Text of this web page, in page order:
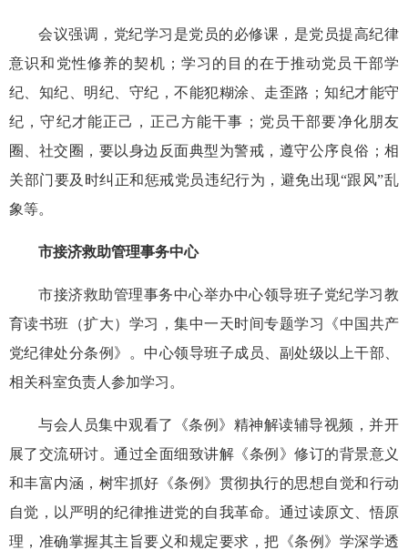
会议强调，党纪学习是党员的必修课，是党员提高纪律
意识和党性修养的契机；学习的目的在于推动党员干部学
纪、知纪、明纪、守纪，不能犯糊涂、走歪路；知纪才能守
纪，守纪才能正己，正己方能干事；党员干部要净化朋友
圈、社交圈，要以身边反面典型为警戒，遵守公序良俗；相
关部门要及时纠正和惩戒党员违纪行为，避免出现“跟风”乱
象等。
市接济救助管理事务中心
市接济救助管理事务中心举办中心领导班子党纪学习教
育读书班（扩大）学习，集中一天时间专题学习《中国共产
党纪律处分条例》。中心领导班子成员、副处级以上干部、
相关科室负责人参加学习。
与会人员集中观看了《条例》精神解读辅导视频，并开
展了交流研讨。通过全面细致讲解《条例》修订的背景意义
和丰富内涵，树牢抓好《条例》贯彻执行的思想自觉和行动
自觉，以严明的纪律推进党的自我革命。通过读原文、悟原
理，准确掌握其主旨要义和规定要求，把《条例》学深学透